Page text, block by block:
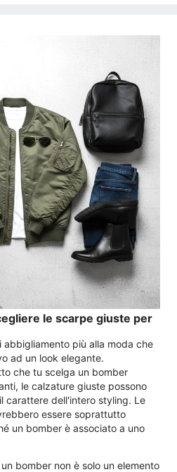
le scarpe giuste per
più alla moda che
ad un look elegante.
che tu scelga un bomber
le calzature giuste possono
carattere dell'intero styling. Le
essere soprattutto
un bomber è associato a uno
bomber non è solo un elemento